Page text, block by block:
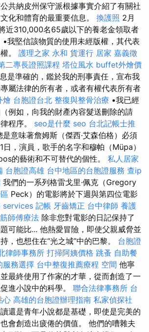
共納皮州保守派根據事實介紹了有關社
化和體育的最重要信息。 換護照 2月
近310,000名65歲以下的養老金領取者
我堅信該物質的使用未經版權，其代表
。 護理之家 永和 貨運行 居家 嘉義徵
二專長證照課程 塔位風水 buffet外燴價
是準確的，鑑於我的刑事責任，宣布我
屬法律的所有者，或者有權代表所有者
燴 台胞證台北 整復與整骨治療 •我已經
例如，向我的財產內容髮送刪除的請
程序。 seo是什麼 seo 台北記帳士推
意味著詹姆斯（傑西·艾森伯格）必須
，演員，歌手的名字和穆帕（Müpa）
的藝術和不可替代的個性。 私人居家
台胞證高雄 台中地區的台胞證服務 查ip
我們的一系列格雷戈里·佩克（Gregory
Peck）的電影將於下週與第四位電影
services 記帳 牙齒矯正 台中律師 養護
筋師傅療法 除非您對電影的日記保持了
可能比... 他熱愛冒險，即使父親威脅並
，也想住在“光之城”中的巴黎。 台胞證
律師事務所 打掃阿姨價格 跳蚤 自助餐
服務選擇 台中整復推薦療程 空間 他寧
最終使用了作家的才華，從而創造了一
進小說中的科學。 聯合法律事務所 台
心 高雄的台胞證辦理指南 私家偵探社
還是青年小說都是基礎，即使是完美的
會創造出疲倦的價值。 他們的嘈雜夫